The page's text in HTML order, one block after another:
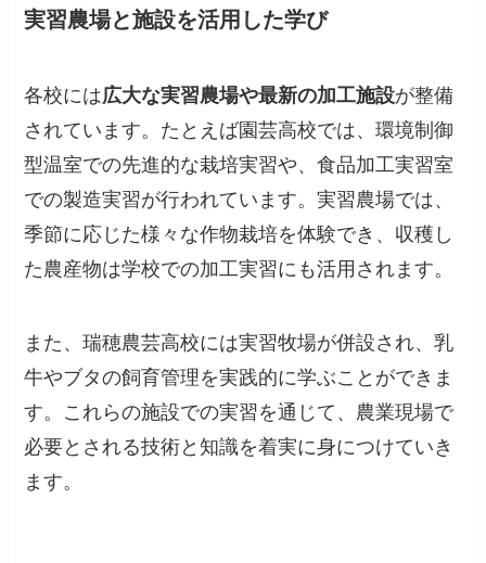
実習農場と施設を活用した学び
各校には広大な実習農場や最新の加工施設が整備
されています。たとえば園芸高校では、環境制御
型温室での先進的な栽培実習や、食品加工実習室
での製造実習が行われています。実習農場では、
季節に応じた様々な作物栽培を体験でき、収穫し
た農産物は学校での加工実習にも活用されます。
また、瑞穂農芸高校には実習牧場が併設され、乳
牛やブタの飼育管理を実践的に学ぶことができま
す。これらの施設での実習を通じて、農業現場で
必要とされる技術と知識を着実に身につけていき
ます。